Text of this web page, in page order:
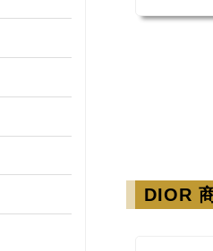
DIOR